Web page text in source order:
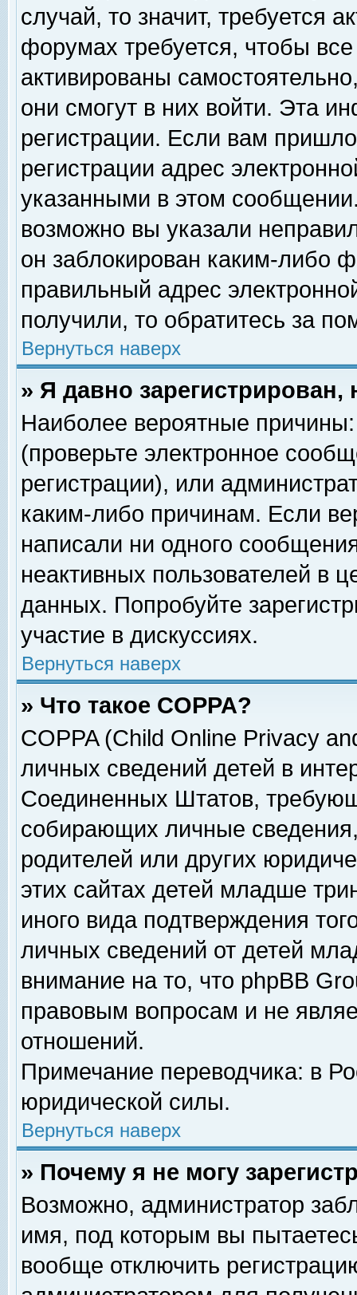
случай, то значит, требуется
форумах требуется, чтобы
активированы
они смогут в них войти. Эта
регистрации. Если вам
регистрации адрес
указанными в этом
возможно вы указали
он заблокирован каким-либо
правильный адрес
получили, то обратитесь за
Вернуться наверх
» Я давно
Наиболее вероятные
(проверьте электронное
регистрации), или
каким-либо причинам. Если
написали ни одного
неактивных пользователей в
данных. Попробуйте
участие в дискуссиях.
Вернуться наверх
» Что такое COPPA?
COPPA (Child Online Privacy
личных сведений детей в
Соединенных Штатов,
собирающих личные
родителей или других
этих сайтах детей младше
иного вида подтверждения
личных сведений от детей
внимание на то, что phpBB
правовым вопросам и не
отношений.
Примечание переводчика: в
юридической силы.
Вернуться наверх
» Почему я не могу
Возможно, администратор
имя, под которым вы
вообще отключить